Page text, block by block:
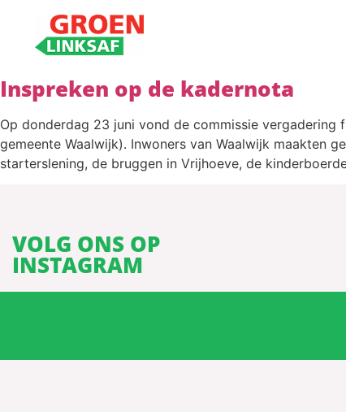
Inspreken op de kadernota
Op donderdag 23 juni vond de commissie
gemeente Waalwijk). Inwoners van Waalwijk maakten
starterslening, de bruggen in Vrijhoeve, de
VOLG ONS OP
INSTAGRAM